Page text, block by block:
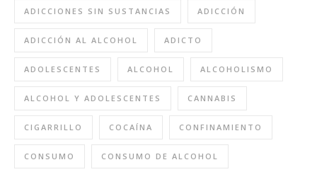
ADICCIONES SIN SUSTANCIAS ADICCIÓN
ADICCIÓN AL ALCOHOL ADICTO
ADOLESCENTES ALCOHOL ALCOHOLISMO
ALCOHOL Y ADOLESCENTES CANNABIS
CIGARRILLO COCAÍNA CONFINAMIENTO
CONSUMO CONSUMO DE ALCOHOL